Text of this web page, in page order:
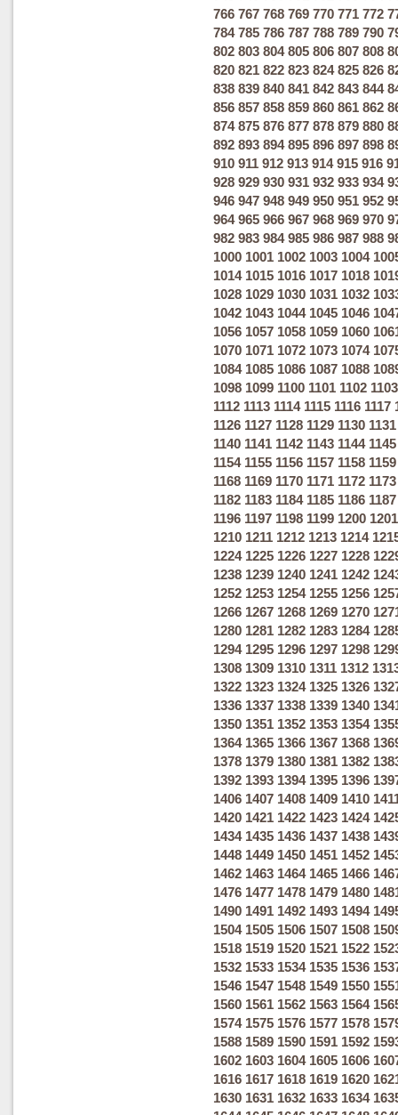
766 767 768 769 770 771 772
784 785 786 787 788 789 790
802 803 804 805 806 807 808
820 821 822 823 824 825 826
838 839 840 841 842 843 844
856 857 858 859 860 861 862
874 875 876 877 878 879 880
892 893 894 895 896 897 898
910 911 912 913 914 915 916
928 929 930 931 932 933 934
946 947 948 949 950 951 952
964 965 966 967 968 969 970
982 983 984 985 986 987 988
1000 1001 1002 1003 1004
1014 1015 1016 1017 1018
1028 1029 1030 1031 1032
1042 1043 1044 1045 1046
1056 1057 1058 1059 1060
1070 1071 1072 1073 1074
1084 1085 1086 1087 1088
1098 1099 1100 1101 1102 1103
1112 1113 1114 1115 1116 1117
1126 1127 1128 1129 1130 1131
1140 1141 1142 1143 1144 1145
1154 1155 1156 1157 1158 1159
1168 1169 1170 1171 1172 1173
1182 1183 1184 1185 1186 1187
1196 1197 1198 1199 1200 1201
1210 1211 1212 1213 1214
1224 1225 1226 1227 1228
1238 1239 1240 1241 1242
1252 1253 1254 1255 1256
1266 1267 1268 1269 1270
1280 1281 1282 1283 1284
1294 1295 1296 1297 1298
1308 1309 1310 1311 1312
1322 1323 1324 1325 1326
1336 1337 1338 1339 1340
1350 1351 1352 1353 1354
1364 1365 1366 1367 1368
1378 1379 1380 1381 1382
1392 1393 1394 1395 1396
1406 1407 1408 1409 1410
1420 1421 1422 1423 1424
1434 1435 1436 1437 1438
1448 1449 1450 1451 1452
1462 1463 1464 1465 1466
1476 1477 1478 1479 1480
1490 1491 1492 1493 1494
1504 1505 1506 1507 1508
1518 1519 1520 1521 1522
1532 1533 1534 1535 1536
1546 1547 1548 1549 1550
1560 1561 1562 1563 1564
1574 1575 1576 1577 1578
1588 1589 1590 1591 1592
1602 1603 1604 1605 1606
1616 1617 1618 1619 1620
1630 1631 1632 1633 1634